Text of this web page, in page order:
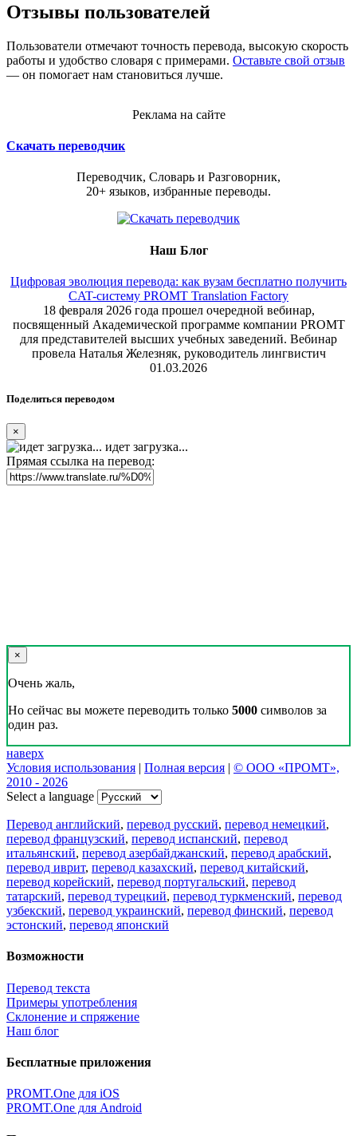
Отзывы пользователей
Пользователи отмечают точность перевода, высокую скорость
работы и удобство словаря с примерами. Оставьте свой отзыв
— он помогает нам становиться лучше.
Реклама на сайте
Скачать переводчик
Переводчик, Словарь и Разговорник,
20+ языков, избранные переводы.
Наш Блог
Цифровая эволюция перевода: как вузам бесплатно получить
CAT-систему PROMT Translation Factory
18 февраля 2026 года прошел очередной вебинар,
посвященный Академической программе компании PROMT
для представителей высших учебных заведений. Вебинар
провела Наталья Железняк, руководитель лингвистич
01.03.2026
Поделиться переводом
×
идет загрузка...
Прямая ссылка на перевод:
×
Очень жаль,
Но сейчас вы можете переводить только 5000 символов за
один раз.
наверх
Условия использования | Полная версия | © ООО «ПРОМТ»,
2010 - 2026
Select a language
Перевод английский, перевод русский, перевод немецкий,
перевод французский, перевод испанский, перевод
итальянский, перевод азербайджанский, перевод арабский,
перевод иврит, перевод казахский, перевод китайский,
перевод корейский, перевод португальский, перевод
татарский, перевод турецкий, перевод туркменский, перевод
узбекский, перевод украинский, перевод финский, перевод
эстонский, перевод японский
Возможности
Перевод текста
Примеры употребления
Склонение и спряжение
Наш блог
Бесплатные приложения
PROMT.One для iOS
PROMT.One для Android